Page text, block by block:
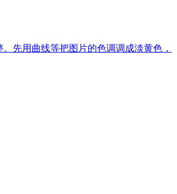
先用曲线等把图片的色调调成淡黄色，